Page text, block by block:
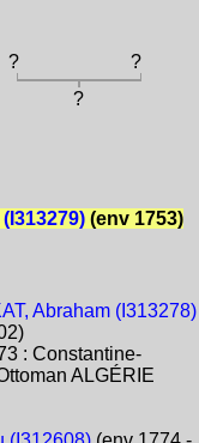
?
?
?
(env 1753)
Abraham (I313278)
: Constantine-
ALGÉRIE